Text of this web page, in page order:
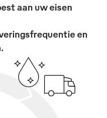
aan uw eisen
en